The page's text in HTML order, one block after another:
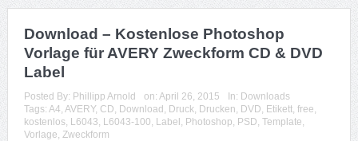
Download – Kostenlose Photoshop
Vorlage für AVERY Zweckform CD & DVD
Label
Posted By: Phillipp Arnold on: April 26, 2015 In: Downloads
Tags: A4, AVERY, CD, Download, Druck, Drucken, DVD, Etikett, free,
kostenlos, L6043, L6043-100, Label, Photoshop, PSD, Template,
Vorlage, Zweckform